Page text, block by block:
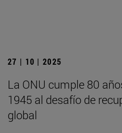
27 | 10 | 2025
La ONU cumple 80
1945 al desafío de
global